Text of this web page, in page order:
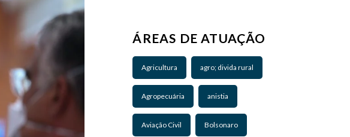
ÁREAS DE ATUAÇÃO
Agricultura agro; divida rural
Agropecuária anistia
Aviação Civil Bolsonaro